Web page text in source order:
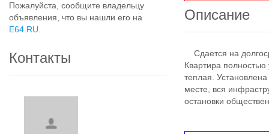
Пожалуйста, сообщите владельцу
объявления, что вы нашли его на
E64.RU
Контакты
Описание
Сдается на
Квартира
теплая.
месте, вся
остановки